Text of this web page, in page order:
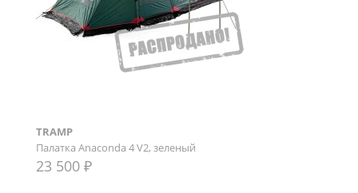
TRAMP
Палатка Anaconda 4 V2, зеленый
23 500 ₽